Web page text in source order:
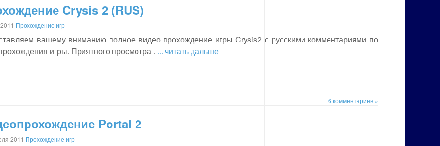
Crysis 2 (RUS)
Прохождение игр
вашему вниманию полное видео прохождение игры Crysis2 с русскими комментариями по
игры. Приятного просмотра . ... читать дальше
6 комментариев »
Portal 2
2011 Прохождение игр